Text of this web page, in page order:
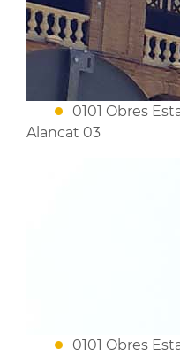
0101 Obres
Alancat 03
0101 Obres